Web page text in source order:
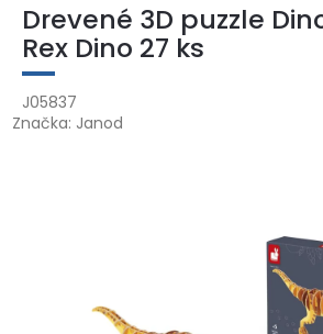
obsahDrevené 3D puzzle
Rex Dino 27 ks
J05837
Značka: Janod